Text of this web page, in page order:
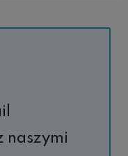
naszymi